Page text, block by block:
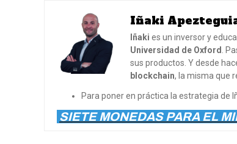
Iñaki
Iñaki es un inversor y
Universidad de Oxford
.
sus productos. Y desde
blockchain, la misma que
Para poner en práctica la estrategia de
SIETE MONEDAS PARA EL